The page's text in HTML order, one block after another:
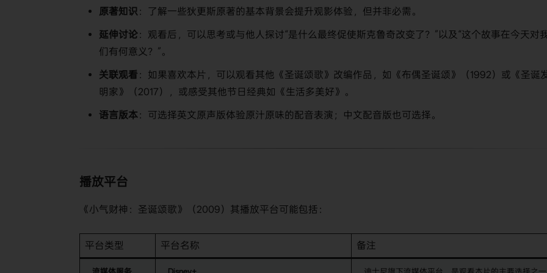
​原著知识​ ​：了解一些狄更斯原著的基本背景会提升观影体验，但并非必需。
​延伸讨论​：观看后，可以思考或与他人探讨“是什么最终促使斯克鲁奇改变了？”以及“这个故事在今天对
们有何意义？”。
​关联观看​ ：如果喜欢本片，可以观看其他《圣诞颂歌》改编作品，如《布偶圣诞颂》（1992）或《圣诞
明家》（2017），或感受其他节日经典如《生活多美好》。
​语言版本​​：可选择英文原声版体验原汁原味的配音表演；中文配音版也可选择。
播放平台
《小气财神：圣诞颂歌》（2009）其播放平台可能包括：
平台类型 平台名称 备注